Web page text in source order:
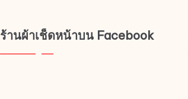
ร้านผ้าเช็ดหน้าบน Facebook